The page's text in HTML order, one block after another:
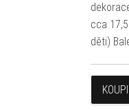
cca
děti)